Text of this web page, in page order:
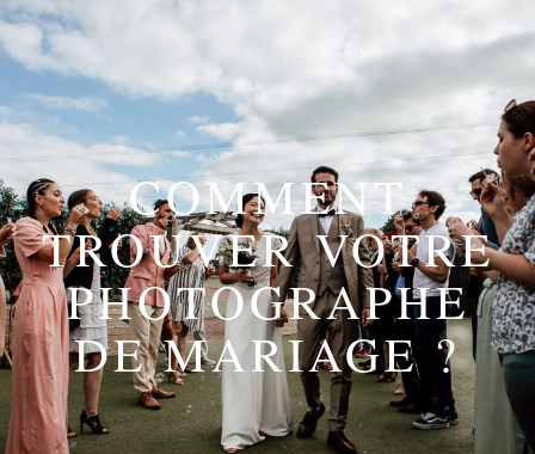
COMMENT
TROUVER VOTRE
PHOTOGRAPHE
DE MARIAGE ?